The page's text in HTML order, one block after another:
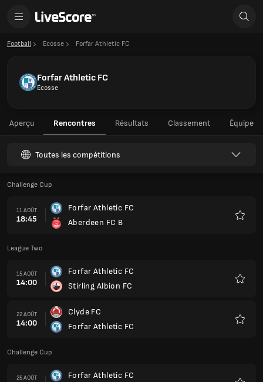
Football Écosse Forfar Athletic FC
Forfar Athletic FC
Écosse
Aperçu Rencontres Résultats Classement Équipe
Toutes les compétitions
Challenge Cup
11 AOÛT
18:45
Forfar Athletic FC
Aberdeen FC B
League Two
15 AOÛT
14:00
Forfar Athletic FC
Stirling Albion FC
22 AOÛT
14:00
Clyde FC
Forfar Athletic FC
Challenge Cup
25 AOÛT
Forfar Athletic FC